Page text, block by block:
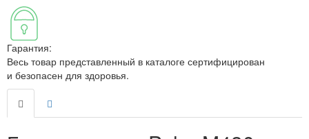
Гарантия:
Весь товар представленный в каталоге сертифицирован
и безопасен для здоровья.